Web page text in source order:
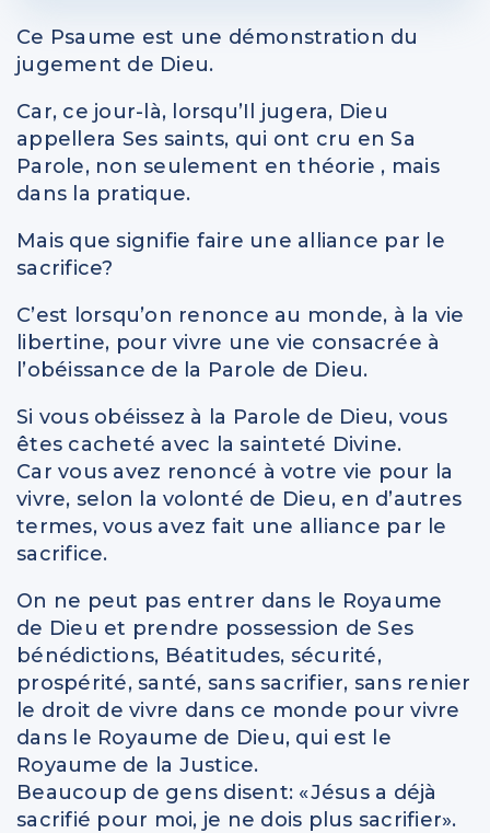
Ce Psaume est une démonstration du
jugement de Dieu.
Car, ce jour-là, lorsqu’Il jugera, Dieu
appellera Ses saints, qui ont cru en Sa
Parole, non seulement en théorie , mais
dans la pratique.
Mais que signifie faire une alliance par le
sacrifice?
C’est lorsqu’on renonce au monde, à la vie
libertine, pour vivre une vie consacrée à
l’obéissance de la Parole de Dieu.
Si vous obéissez à la Parole de Dieu, vous
êtes cacheté avec la sainteté Divine.
Car vous avez renoncé à votre vie pour la
vivre, selon la volonté de Dieu, en d’autres
termes, vous avez fait une alliance par le
sacrifice.
On ne peut pas entrer dans le Royaume
de Dieu et prendre possession de Ses
bénédictions, Béatitudes, sécurité,
prospérité, santé, sans sacrifier, sans renier
le droit de vivre dans ce monde pour vivre
dans le Royaume de Dieu, qui est le
Royaume de la Justice.
Beaucoup de gens disent: «Jésus a déjà
sacrifié pour moi, je ne dois plus sacrifier».